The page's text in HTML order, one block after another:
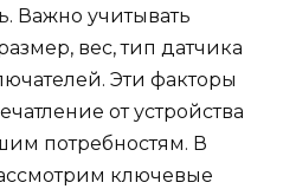
Важно учитывать
вес, тип датчика
Эти факторы
от устройства
потребностям. В
ключевые